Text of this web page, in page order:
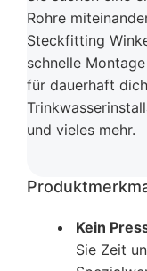
Rohre
Steckfitting
schnelle
für dauerhaft
und vieles mehr.
Kein
Sie Zeit